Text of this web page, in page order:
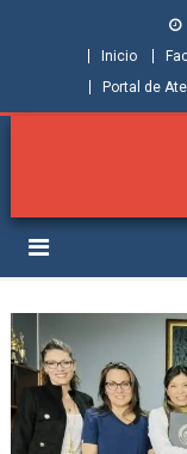
Inicio
Portal de